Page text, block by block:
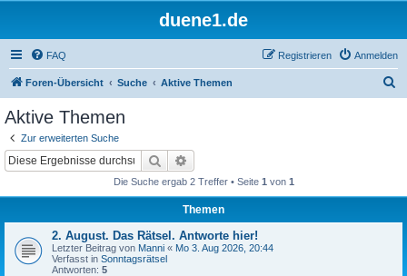
duene1.de
FAQ Anmelden
Registrieren
Foren-Übersicht Suche Aktive Themen
Aktive Themen
Zur erweiterten Suche
Suche
Die Suche ergab 2 Treffer • Seite 1 von 1
Themen
2. August. Das Rätsel. Antworte hier!
Letzter Beitrag von Manni « Mo 3. Aug 2026, 20:44
Verfasst in Sonntagsrätsel
Antworten: 5